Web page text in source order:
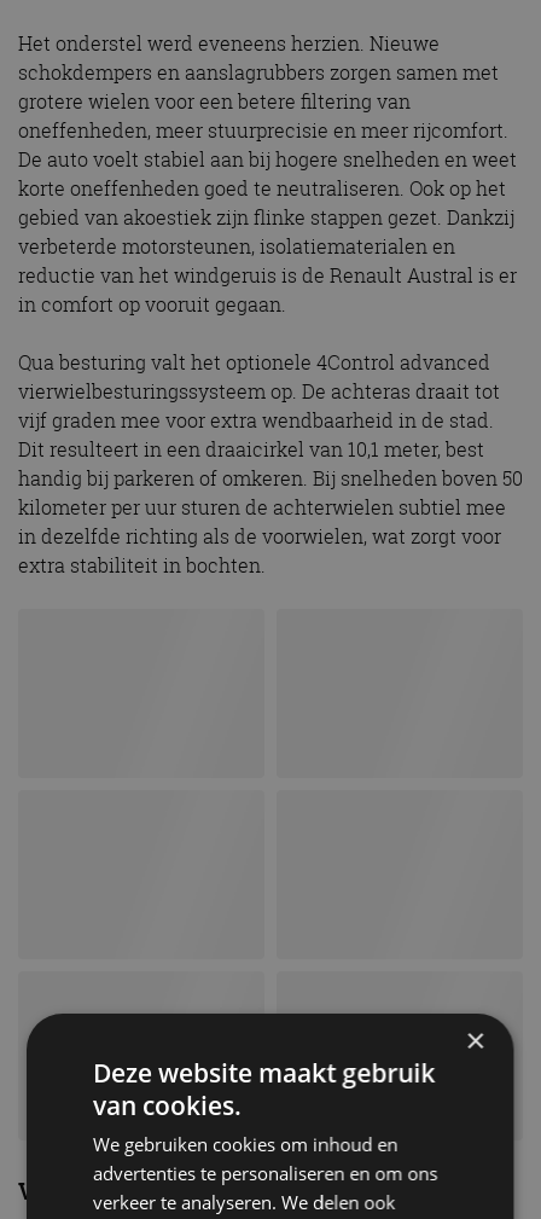
Het onderstel werd eveneens herzien. Nieuwe
schokdempers en aanslagrubbers zorgen samen met
grotere wielen voor een betere filtering van
oneffenheden, meer stuurprecisie en meer rijcomfort.
De auto voelt stabiel aan bij hogere snelheden en weet
korte oneffenheden goed te neutraliseren. Ook op het
gebied van akoestiek zijn flinke stappen gezet. Dankzij
verbeterde motorsteunen, isolatiematerialen en
reductie van het windgeruis is de Renault Austral is er
in comfort op vooruit gegaan.
Qua besturing valt het optionele 4Control advanced
vierwielbesturingssysteem op. De achteras draait tot
vijf graden mee voor extra wendbaarheid in de stad.
Dit resulteert in een draaicirkel van 10,1 meter, best
handig bij parkeren of omkeren. Bij snelheden boven 50
kilometer per uur sturen de achterwielen subtiel mee
in dezelfde richting als de voorwielen, wat zorgt voor
extra stabiliteit in bochten.
V eiligheid en assistentie: op hoog niveau
×
Deze website maakt gebruik
van cookies.
We gebruiken cookies om inhoud en
advertenties te personaliseren en om ons
verkeer te analyseren. We delen ook